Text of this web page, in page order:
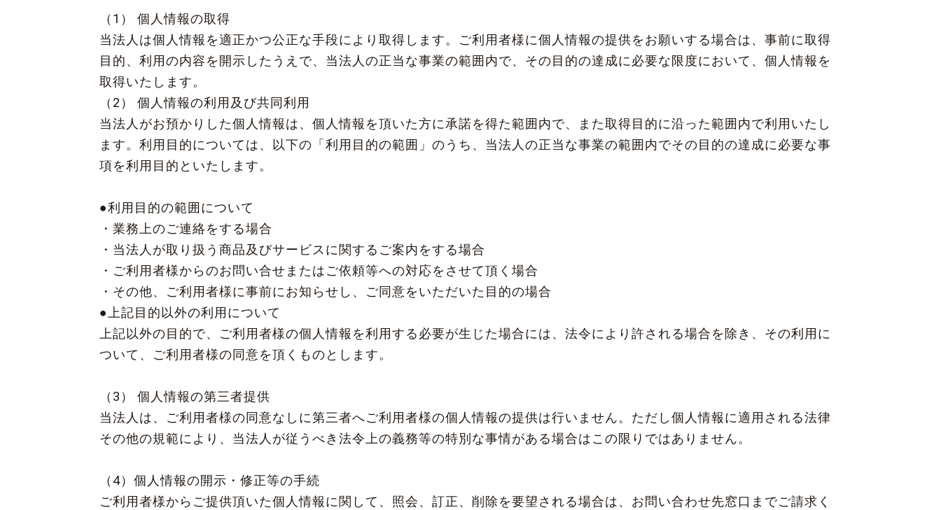
（1） 個人情報の取得
当法人は個人情報を適正かつ公正な手段により取得します。ご利用者様に個人情報の提供をお願いする場合は、事前に取得
目的、利用の内容を開示したうえで、当法人の正当な事業の範囲内で、その目的の達成に必要な限度において、個人情報を
取得いたします。
（2） 個人情報の利用及び共同利用
当法人がお預かりした個人情報は、個人情報を頂いた方に承諾を得た範囲内で、また取得目的に沿った範囲内で利用いたし
ます。利用目的については、以下の「利用目的の範囲」のうち、当法人の正当な事業の範囲内でその目的の達成に必要な事
項を利用目的といたします。
●利用目的の範囲について
・業務上のご連絡をする場合
・当法人が取り扱う商品及びサービスに関するご案内をする場合
・ご利用者様からのお問い合せまたはご依頼等への対応をさせて頂く場合
・その他、ご利用者様に事前にお知らせし、ご同意をいただいた目的の場合
●上記目的以外の利用について
上記以外の目的で、ご利用者様の個人情報を利用する必要が生じた場合には、法令により許される場合を除き、その利用に
ついて、ご利用者様の同意を頂くものとします。
（3） 個人情報の第三者提供
当法人は、ご利用者様の同意なしに第三者へご利用者様の個人情報の提供は行いません。ただし個人情報に適用される法律
その他の規範により、当法人が従うべき法令上の義務等の特別な事情がある場合はこの限りではありません。
（4）個人情報の開示・修正等の手続
ご利用者様からご提供頂いた個人情報に関して、照会、訂正、削除を要望される場合は、お問い合わせ先窓口までご請求く